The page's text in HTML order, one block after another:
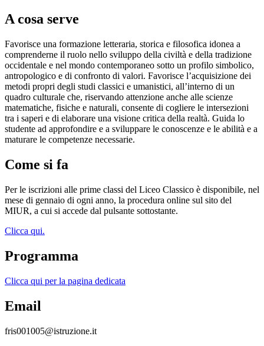
A cosa serve
Favorisce una formazione letteraria, storica e filosofica idonea a
comprenderne il ruolo nello sviluppo della civiltà e della tradizione
occidentale e nel mondo contemporaneo sotto un profilo simbolico,
antropologico e di confronto di valori. Favorisce l’acquisizione dei
metodi propri degli studi classici e umanistici, all’interno di un
quadro culturale che, riservando attenzione anche alle scienze
matematiche, fisiche e naturali, consente di cogliere le intersezioni
tra i saperi e di elaborare una visione critica della realtà. Guida lo
studente ad approfondire e a sviluppare le conoscenze e le abilità e a
maturare le competenze necessarie.
Come si fa
Per le iscrizioni alle prime classi del Liceo Classico è disponibile, nel
mese di gennaio di ogni anno, la procedura online sul sito del
MIUR, a cui si accede dal pulsante sottostante.
Clicca qui.
Programma
Clicca qui per la pagina dedicata
Email
fris001005@istruzione.it